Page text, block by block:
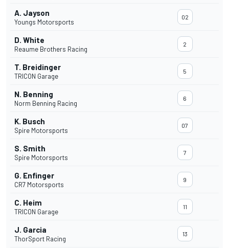
A. Jayson
Youngs Motorsports
02
D. White
Reaume Brothers Racing
2
T. Breidinger
TRICON Garage
5
N. Benning
Norm Benning Racing
6
K. Busch
Spire Motorsports
07
S. Smith
Spire Motorsports
7
G. Enfinger
CR7 Motorsports
9
C. Heim
TRICON Garage
11
J. Garcia
ThorSport Racing
13